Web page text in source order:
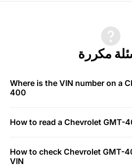
مكررة
Where is the VIN number on a
400
How to read a Chevrolet GMT-
How to check Chevrolet GMT-
VIN